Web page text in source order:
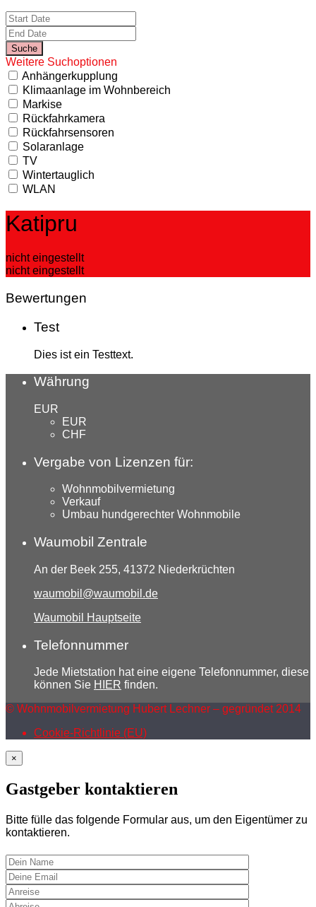
Weitere Suchoptionen
Anhängerkupplung
Klimaanlage im Wohnbereich
Markise
Rückfahrkamera
Rückfahrsensoren
Solaranlage
TV
Wintertauglich
WLAN
Katipru
nicht eingestellt
nicht eingestellt
Bewertungen
Test
Dies ist ein Testtext.
Währung
EUR
EUR
CHF
Vergabe von Lizenzen für:
Wohnmobilvermietung
Verkauf
Umbau hundgerechter Wohnmobile
Waumobil Zentrale
An der Beek 255, 41372 Niederkrüchten
waumobil@waumobil.de
Waumobil Hauptseite
Telefonnummer
Jede Mietstation hat eine eigene Telefonnummer, diese
können Sie HIER finden.
© Wohnmobilvermietung Hubert Lechner – gegründet 2014
Cookie-Richtlinie (EU)
×
Gastgeber kontaktieren
Bitte fülle das folgende Formular aus, um den Eigentümer zu
kontaktieren.